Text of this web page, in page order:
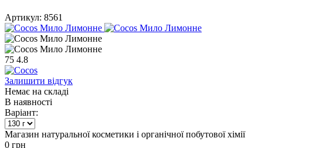
Артикул: 8561
75 4.8
Залишити відгук
Немає на складі
В наявності
Варіант:
Магазин натуральної косметики і органічної побутової хімії
0 грн